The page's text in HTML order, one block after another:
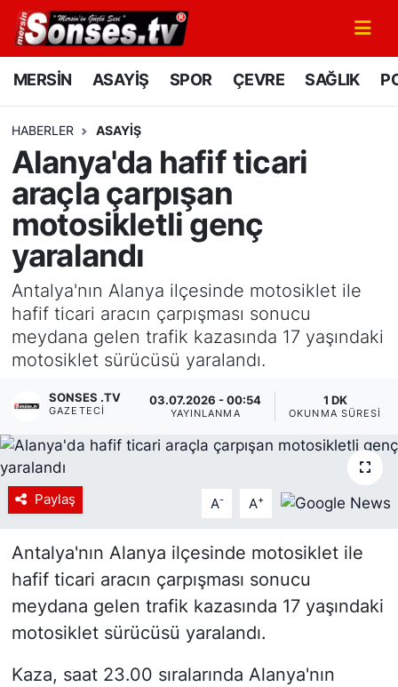
MERSİN ASAYİŞ SPOR ÇEVRE SAĞLIK
HABERLER ASAYİŞ
Alanya'da hafif ticari
araçla çarpışan
motosikletli genç
yaralandı
Antalya'nın Alanya ilçesinde motosiklet ile
hafif ticari aracın çarpışması sonucu
meydana gelen trafik kazasında 17 yaşındaki
motosiklet sürücüsü yaralandı.
SONSES .TV
GAZETECI
03.07.2026 - 00:54
YAYINLANMA
1 DK
OKUNMA SÜRESI
Paylaş A- A+
Antalya'nın Alanya ilçesinde motosiklet ile
hafif ticari aracın çarpışması sonucu
meydana gelen trafik kazasında 17 yaşındaki
motosiklet sürücüsü yaralandı.
Kaza, saat 23.00 sıralarında Alanya'nın
MERSİN
SPOR
GÜNÜN MANŞETİ
DÜNYA
KÜLTÜR - SANAT
MAGAZİN
YEREL HABER
Tanıtım
Mersin Nöbetçi Eczaneler
Mersin Namaz Vakitleri
Mersin Trafik Yoğunluk Haritası
Süper Lig Puan Durumu ve Fikstür
Tüm Manşetler
Son Dakika Haberleri